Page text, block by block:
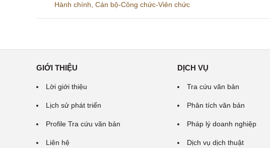
Hành chính Cán bộ-Công chức-Viên chức
GIỚI THIỆU
Lời giới thiệu
Lịch sử phát triển
Profile Tra cứu văn bản
Liên hệ
DỊCH VỤ
Tra cứu văn bản
Phân tích văn bản
Pháp lý doanh nghiệp
Dịch vụ dịch thuật